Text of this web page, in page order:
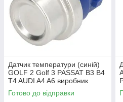
Датчик температури (синій)
GOLF 2 Golf 3 PASSAT B3 B4
T4 AUDI A4 A6 виробник
Topran Німеччина
Готово до відправки